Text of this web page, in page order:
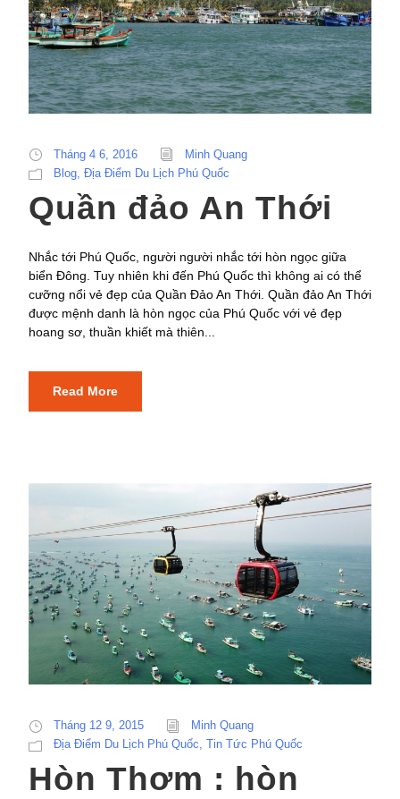
Tháng 4 6, 2016
Minh Quang
Blog Địa Điểm Du Lịch Phú Quốc
Quần đảo An Thới
Nhắc tới Phú Quốc, người người nhắc tới hòn ngọc giữa
biển Đông. Tuy nhiên khi đến Phú Quốc thì không ai có thể
cưỡng nổi vẻ đẹp của Quần Đảo An Thới. Quần đảo An Thới
được mệnh danh là hòn ngọc của Phú Quốc với vẻ đẹp
hoang sơ, thuần khiết mà thiên...
Read More
Tháng 12 9, 2015
Minh Quang
Địa Điểm Du Lịch Phú Quốc, Tin Tức Phú Quốc
Hòn Thơm : hòn